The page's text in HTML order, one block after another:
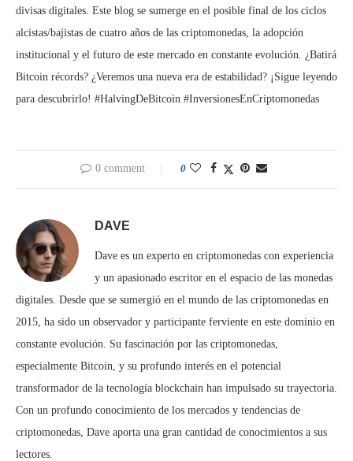
divisas digitales. Este blog se sumerge en el posible final de los ciclos
alcistas/bajistas de cuatro años de las criptomonedas, la adopción
institucional y el futuro de este mercado en constante evolución. ¿Batirá
Bitcoin récords? ¿Veremos una nueva era de estabilidad? ¡Sigue leyendo
para descubrirlo! #HalvingDeBitcoin #InversionesEnCriptomonedas
0 comment 0
DAVE
Dave es un experto en criptomonedas con experiencia
y un apasionado escritor en el espacio de las monedas
digitales. Desde que se sumergió en el mundo de las criptomonedas en
2015, ha sido un observador y participante ferviente en este dominio en
constante evolución. Su fascinación por las criptomonedas,
especialmente Bitcoin, y su profundo interés en el potencial
transformador de la tecnología blockchain han impulsado su trayectoria.
Con un profundo conocimiento de los mercados y tendencias de
criptomonedas, Dave aporta una gran cantidad de conocimientos a sus
lectores.